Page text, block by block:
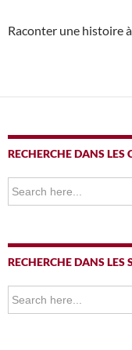
Raconter une histoire
RECHERCHE DANS LES
Search
for:
RECHERCHE DANS LES
Search
for: